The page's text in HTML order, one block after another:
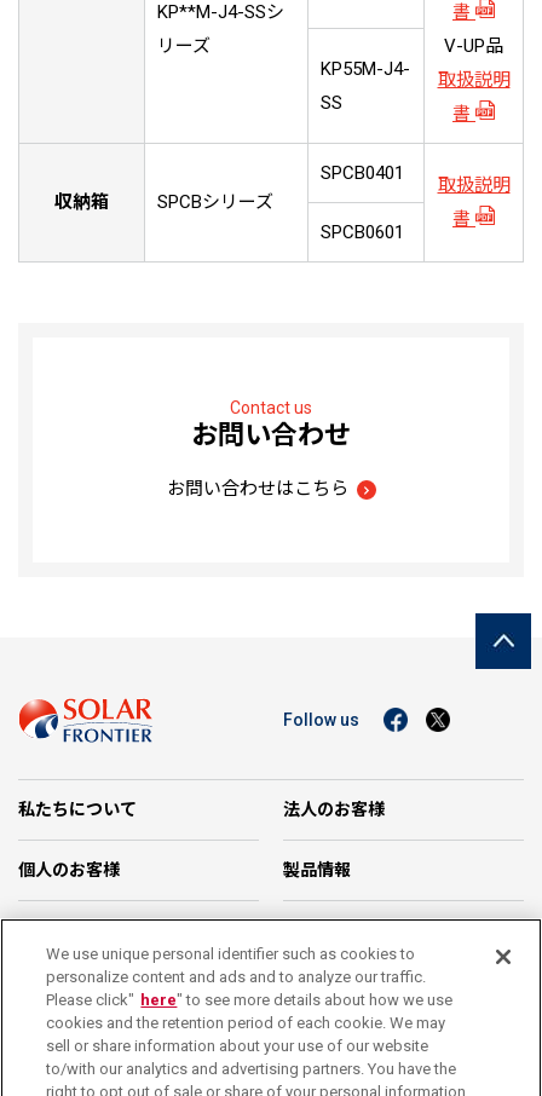
KP**M-J4-SSシ
リーズ
書
V-UP品
取扱説明
書
KP55M-J4-
SS
収納箱 SPCBシリーズ
SPCB0401
取扱説明
書
SPCB0601
Contact us
お問い合わせ
お問い合わせはこちら
Follow us
私たちについて 法人のお客様
個人のお客様 製品情報
カタログダウンロード
サポート 停電・緊急時の対応
We use unique personal identifier such as cookies to
personalize content and ads and to analyze our traffic.
Please click" here" to see more details about how we use
cookies and the retention period of each cookie. We may
sell or share information about your use of our website
to/with our analytics and advertising partners. You have the
right to opt out of sale or share of your personal information